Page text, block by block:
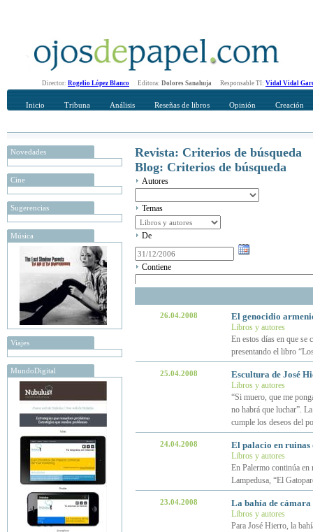
Director: Rogelio López Blanco Editora: Dolores Sanahuja Responsable TI: Vidal Vidal
Inicio Tribuna Análisis Reseñas de libros Opinión Creación
Novedades
Cine
Sugerencias
Música
Viajes
MundoDigital
Revista: Criterios de búsqueda
Blog: Criterios de búsqueda
Autores
Temas
De
Contiene
26.04.2008 El genocidio
Libros y autores
En estos días en que se
presentando el libro
25.04.2008 Escultura de José
Libros y autores
“Si muero, que me
no habrá que luchar”.
cumple los deseos del
24.04.2008 El palacio en ruinas
Libros y autores
En Palermo continúa en
Lampedusa, “El
23.04.2008 La bahía de cámara
Libros y autores
Para José Hierro, la